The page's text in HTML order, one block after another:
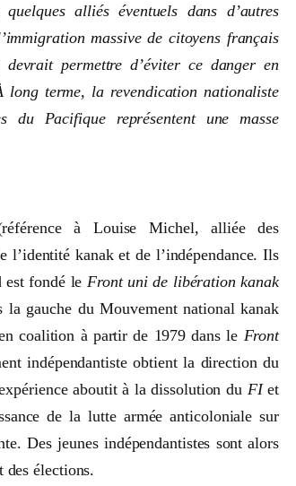
alliés éventuels dans d’autres
massive de citoyens français
permettre d’éviter ce danger en
long terme, la revendication nationaliste
Pacifique représentent une masse
à Louise Michel, alliée des
l’identité kanak et de l’indépendance. Ils
est fondé le Front uni de libération kanak
gauche du Mouvement national kanak
coalition à partir de 1979 dans le Front
indépendantiste obtient la direction du
aboutit à la dissolution du FIet
de la lutte armée anticoloniale sur
Des jeunes indépendantistes sont alors
élections.